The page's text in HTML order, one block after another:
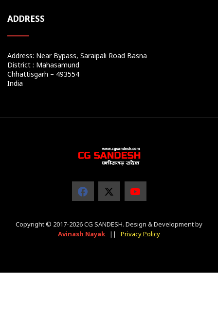
ADDRESS
Address: Near Bypass, Saraipali Road Basna
District : Mahasamund
Chhattisgarh – 493554
India
Copyright © 2017-2026 CG SANDESH. Design & Development by
Avinash Nayak
|| Privacy Policy